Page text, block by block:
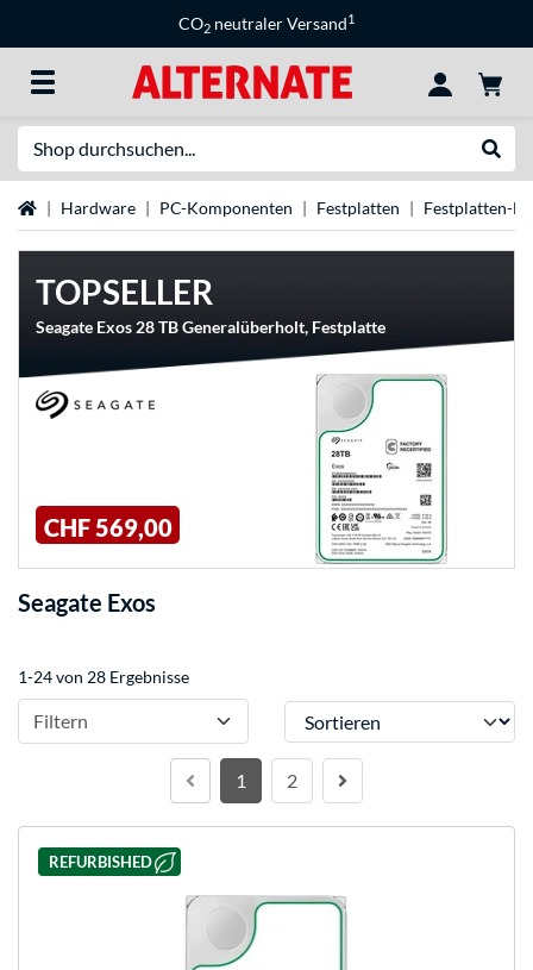
CO2 neutraler Versand1
StartseiteHardware PC-Komponenten Festplatten Festplatten-
TOPSELLER
Seagate Exos 28 TB Generalüberholt, Festplatte
CHF 569,00
Seagate Exos
1-24 von 28 Ergebnisse
Filtern Sortieren
1 2
REFURBISHED